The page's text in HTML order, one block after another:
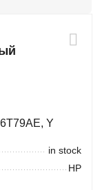
Y
in stock
HP